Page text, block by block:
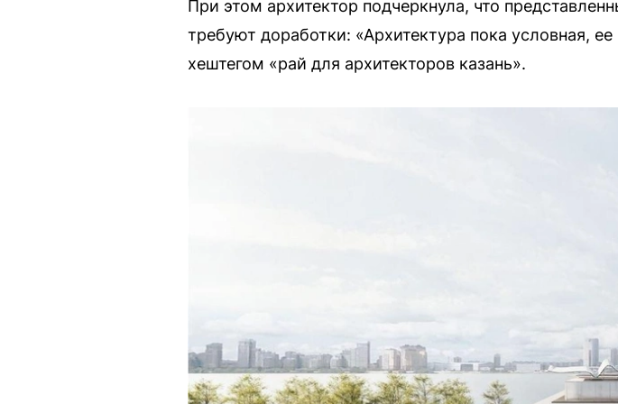
При этом архитектор подчеркнула, что
требуют доработки: «Архитектура пока условная,
хештегом «рай для архитекторов казань».